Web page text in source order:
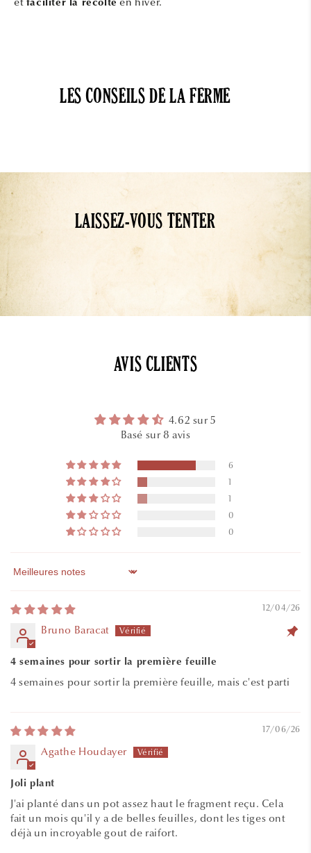
faciliter la récolte
LES CONSEILS DE LA FERME
Réussir la culture de l'endive
semis, la culture, l'entretien, la récolte et son
LAISSEZ-VOUS TENTER
AVIS CLIENTS
4.62 sur 5
Basé sur 8 avis
6
1
1
0
0
Sort by
12/04/26
Bruno Baracat
4 semaines pour sortir la première feuille
4 semaines pour sortir la première feuille, mais c'est parti
17/06/26
Agathe Houdayer
Joli plant
J'ai planté dans un pot assez haut le fragment reçu. Cela
fait un mois qu'il y a de belles feuilles, dont les tiges ont
déjà un incroyable gout de raifort.